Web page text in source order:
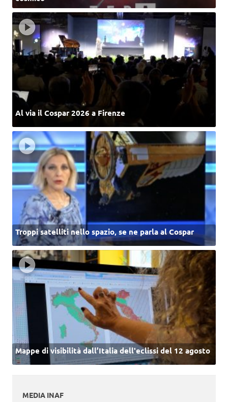
Al via il Cospar 2026 a Firenze
Troppi satelliti nello spazio, se ne parla al Cospar
Mappe di visibilità dall’Italia dell'eclissi del 12 agosto
MEDIA INAF